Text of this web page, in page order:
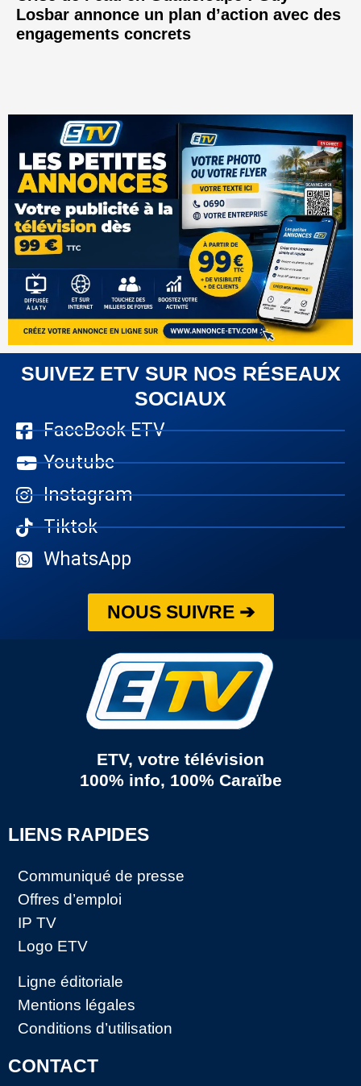
Losbar annonce un plan d’action avec des
engagements concrets
SUIVEZ ETV SUR NOS RÉSEAUX
SOCIAUX
FaceBook ETV
Youtube
Instagram
Tiktok
WhatsApp
NOUS SUIVRE ➔
ETV, votre télévision
100% info, 100% Caraïbe
LIENS RAPIDES
Communiqué de presse
Offres d’emploi
IP TV
Logo ETV
Ligne éditoriale
Mentions légales
Conditions d’utilisation
CONTACT